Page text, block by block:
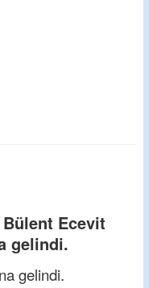
Bülent Ecevit
gelindi.
gelindi.